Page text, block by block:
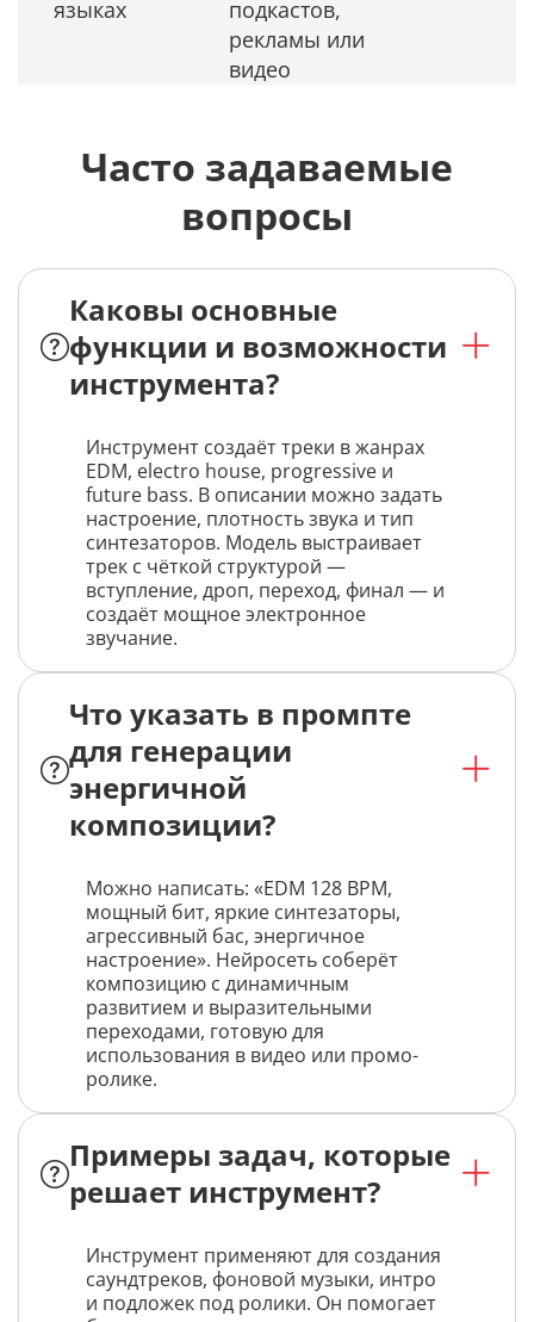
языках
подкастов,
рекламы или
видео
Часто задаваемые
вопросы
Каковы основные
функции и возможности
инструмента?
Инструмент создаёт треки в жанрах
EDM, electro house, progressive и
future bass. В описании можно задать
настроение, плотность звука и тип
синтезаторов. Модель выстраивает
трек с чёткой структурой —
вступление, дроп, переход, финал — и
создаёт мощное электронное
звучание.
Что указать в промпте
для генерации
энергичной
композиции?
Можно написать: «EDM 128 BPM,
мощный бит, яркие синтезаторы,
агрессивный бас, энергичное
настроение». Нейросеть соберёт
композицию с динамичным
развитием и выразительными
переходами, готовую для
использования в видео или промо-
ролике.
Примеры задач, которые
решает инструмент?
Инструмент применяют для создания
саундтреков, фоновой музыки, интро
и подложек под ролики. Он помогает